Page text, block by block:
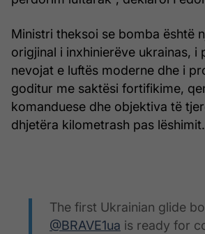
Ministri theksoi se bomba është
origjinal i inxhinierëve ukrainas, i
nevojat e luftës moderne dhe i
goditur me saktësi fortifikime,
komanduese dhe objektiva të
dhjetëra kilometrash pas lëshimit.
The first Ukrainian glide
@BRAVE1ua is ready for